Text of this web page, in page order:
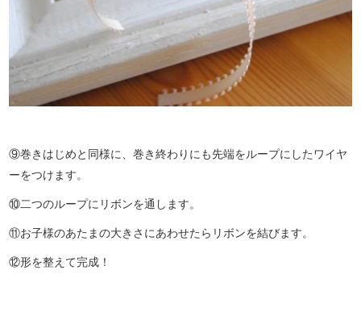
⑨巻きはじめと同様に、巻き終わりにも先端をループにしたワイヤ
ーをつけます。
⑩二つのループにリボンを通します。
⑪お子様のあたまの大きさにあわせたらリボンを結びます。
⑫形を整えて完成！